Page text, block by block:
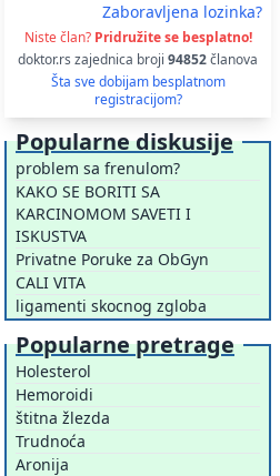
Zaboravljena lozinka?
Niste član? Pridružite se besplatno!
doktor.rs zajednica broji 94852članova
Šta sve dobijam besplatnom
registracijom?
Popularne diskusije
problem sa frenulom?
KAKO SE BORITI SA
KARCINOMOM SAVETI I
ISKUSTVA
Privatne Poruke za ObGyn
CALI VITA
ligamenti skocnog zgloba
Popularne pretrage
Holesterol
Hemoroidi
štitna žlezda
Trudnoća
Aronija